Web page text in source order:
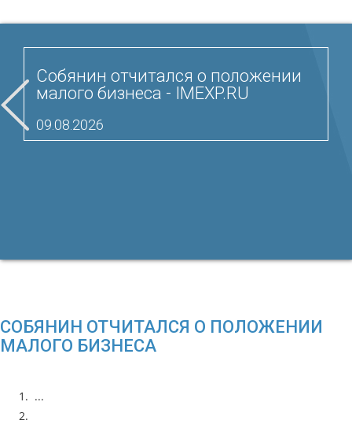
Собянин отчитался о положении
малого бизнеса - IMEXP.RU
09.08.2026
СОБЯНИН ОТЧИТАЛСЯ О ПОЛОЖЕНИИ
МАЛОГО БИЗНЕСА
...